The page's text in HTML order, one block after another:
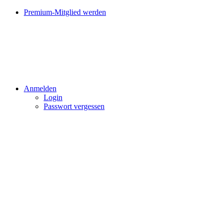
Premium-Mitglied werden
Anmelden
Login
Passwort vergessen